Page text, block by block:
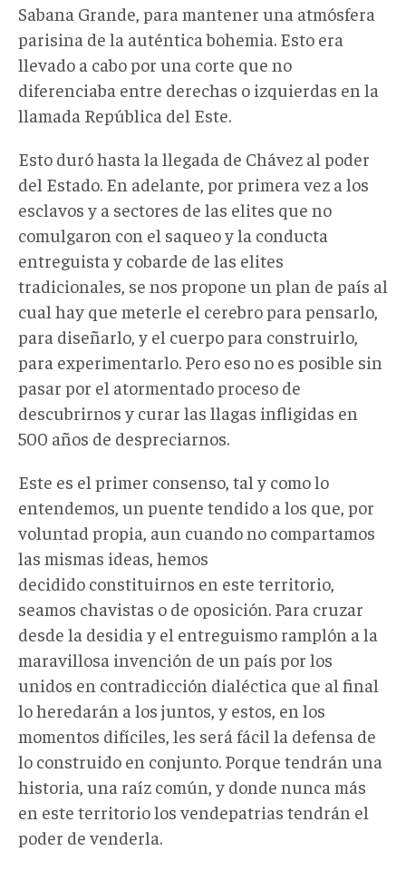
Sabana Grande, para mantener una atmósfera
parisina de la auténtica bohemia. Esto era
llevado a cabo por una corte que no
diferenciaba entre derechas o izquierdas en la
llamada República del Este.
Esto duró hasta la llegada de Chávez al poder
del Estado. En adelante, por primera vez a los
esclavos y a sectores de las elites que no
comulgaron con el saqueo y la conducta
entreguista y cobarde de las elites
tradicionales, se nos propone un plan de país al
cual hay que meterle el cerebro para pensarlo,
para diseñarlo, y el cuerpo para construirlo,
para experimentarlo. Pero eso no es posible sin
pasar por el atormentado proceso de
descubrirnos y curar las llagas infligidas en
500 años de despreciarnos.
Este es el primer consenso, tal y como lo
entendemos, un puente tendido a los que, por
voluntad propia, aun cuando no compartamos
las mismas ideas, hemos
decidido constituirnos en este territorio,
seamos chavistas o de oposición. Para cruzar
desde la desidia y el entreguismo ramplón a la
maravillosa invención de un país por los
unidos en contradicción dialéctica que al final
lo heredarán a los juntos, y estos, en los
momentos difíciles, les será fácil la defensa de
lo construido en conjunto. Porque tendrán una
historia, una raíz común, y donde nunca más
en este territorio los vendepatrias tendrán el
poder de venderla.